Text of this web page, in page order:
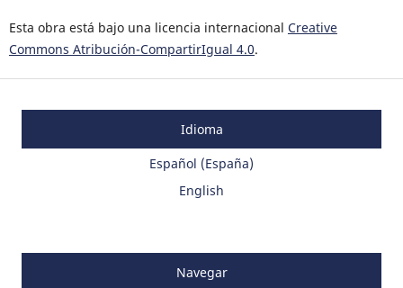
Esta obra está bajo una licencia internacional Creative
Commons Atribución-CompartirIgual 4.0.
Idioma
Español (España)
English
Navegar